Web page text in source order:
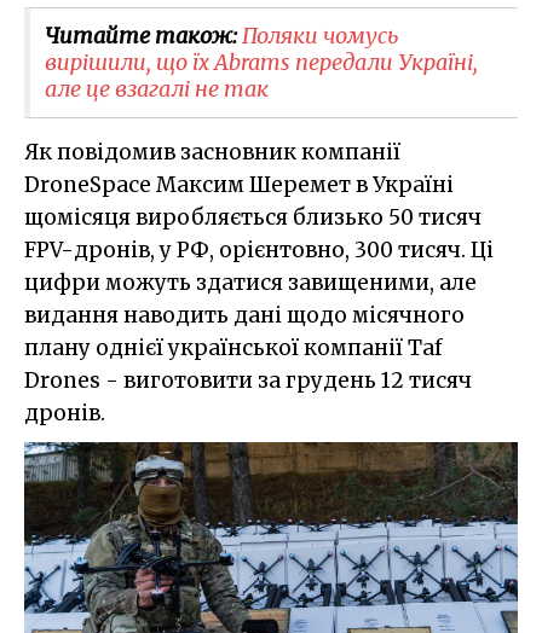
Читайте також:Поляки чомусь
вирішили, що їх Abrams передали Україні,
але це взагалі не так
Як повідомив засновник компанії
DroneSpace Максим Шеремет в Україні
щомісяця виробляється близько 50 тисяч
FPV-дронів, у РФ, орієнтовно, 300 тисяч. Ці
цифри можуть здатися завищеними, але
видання наводить дані щодо місячного
плану однієї української компанії Taf
Drones - виготовити за грудень 12 тисяч
дронів.